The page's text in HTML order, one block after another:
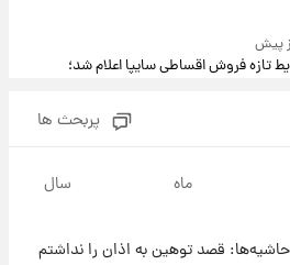
تازه فروش اقساطی سایپا اعلام شد؛
سکه و طلا فردا
پربحث ها
ماه سال
قصد توهین به اذان را نداشتم